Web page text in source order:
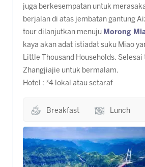
juga berkesempatan untuk
berjalan di atas jembatan gantung
tour dilanjutkan menuju Morong
kaya akan adat istiadat suku Miao
Little Thousand Households. Selesai
Zhangjiajie untuk bermalam.
Hotel : *4 lokal atau setaraf
Breakfast Lunch